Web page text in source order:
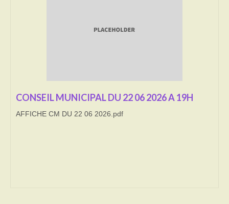
Cimetière
Culte
CONSEIL MUNICIPAL DU 22 06 2026 A 19H
AFFICHE CM DU 22 06 2026.pdf